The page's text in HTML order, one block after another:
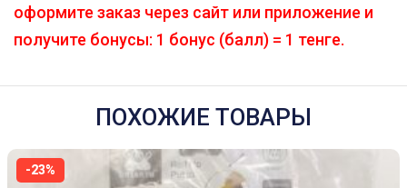
оформите заказ через сайт или приложение и
получите бонусы: 1 бонус (балл) = 1 тенге.
ПОХОЖИЕ ТОВАРЫ
-23%